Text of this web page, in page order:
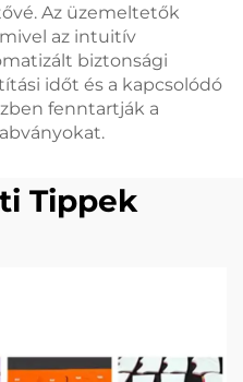
Az üzemeltetők
az intuitív
biztonsági
időt és a kapcsolódó
fenntartják a
Tippek